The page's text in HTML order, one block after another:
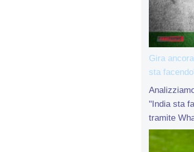
Gira
sta
"India sta
tramite